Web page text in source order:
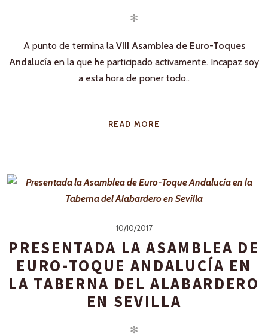
✻
A punto de termina la VIII Asamblea de Euro-Toques
Andalucía en la que he participado activamente. Incapaz soy
a esta hora de poner todo..
READ MORE
10/10/2017
PRESENTADA LA ASAMBLEA DE
EURO-TOQUE ANDALUCÍA EN
LA TABERNA DEL ALABARDERO
EN SEVILLA
✻